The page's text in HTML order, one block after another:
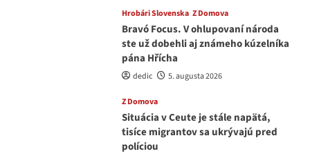
Hrobári Slovenska Z Domova
Bravó Focus. V ohlupovaní národa
ste už dobehli aj známeho kúzelníka
pána Hřícha
dedic 5. augusta 2026
Z Domova
Situácia v Ceute je stále napätá,
tisíce migrantov sa ukrývajú pred
políciou